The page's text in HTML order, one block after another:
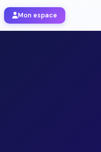
Mon espace